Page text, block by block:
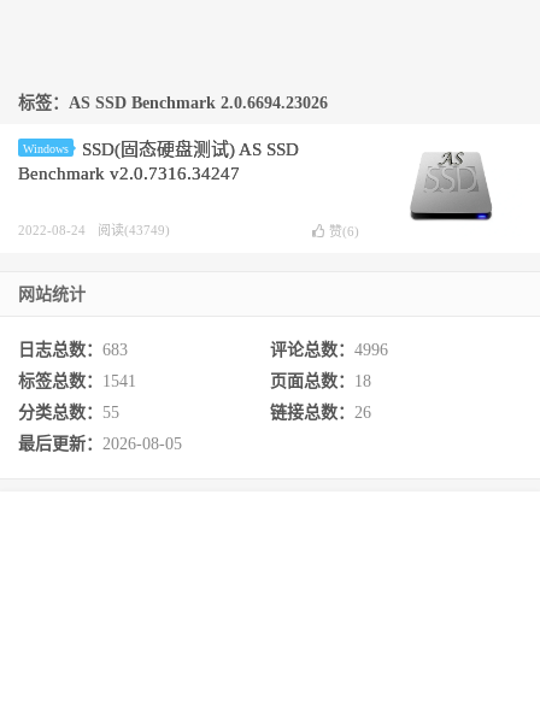
标签：AS SSD Benchmark 2.0.6694.23026
Windows
SSD(固态硬盘测试) AS SSD
Benchmark v2.0.7316.34247
2022-08-24 阅读(43749) 赞(6)
网站统计
日志总数： 683 评论总数： 4996
标签总数： 1541 页面总数： 18
分类总数： 55 链接总数： 26
最后更新： 2026-08-05